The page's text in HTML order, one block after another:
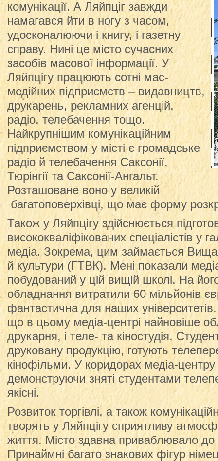
комунікації. А Ляйпціг завжди
намагався йти в ногу з часом,
удосконалюючи і книгу, і газетну
справу. Нині це місто сучасних
засобів масової інформації. У
Ляйпцігу працюють сотні мас-
медійних підприємств – видавництв,
друкарень, рекламних агенцій,
радіо, телебачення тощо.
Найкрупнішим комунікаційним
підприємством у місті є громадське
радіо й телебачення Саксонії,
Тюрінгії та Саксонії-Ангальт.
Розташоване воно у великій
багатоповерхівці, що має форму
Також у Ляйпцігу здійснюється
висококваліфікованих спеціалістів у
медіа. Зокрема, цим займається Вища
й культури (ГТВК). Мені показали
побудований у цій вищій школі. На
обладнання витратили 60 мільйонів
фантастична для наших
що в цьому медіа-центрі найновіше
друкарня, і теле- та кіностудія.
друковану продукцію, готують
кінофільми. У коридорах медіа-центру
демонструючи зняті студентами
якісні.
Розвиток торгівлі, а також
творять у Ляйпцігу сприятливу
життя. Місто здавна приваблювало до
Принаймні багато знакових фігур